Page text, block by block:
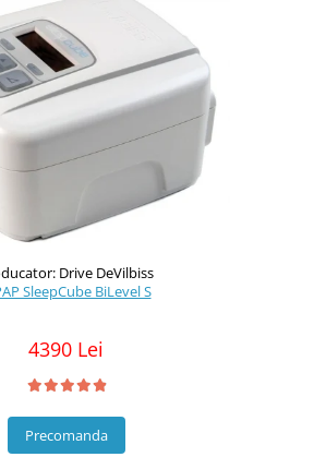
Drive DeVilbiss
SleepCube BiLevel S
4390 Lei
Precomanda